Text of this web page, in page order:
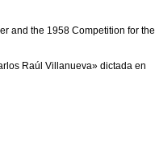
and the 1958 Competition for the
Raúl Villanueva» dictada en